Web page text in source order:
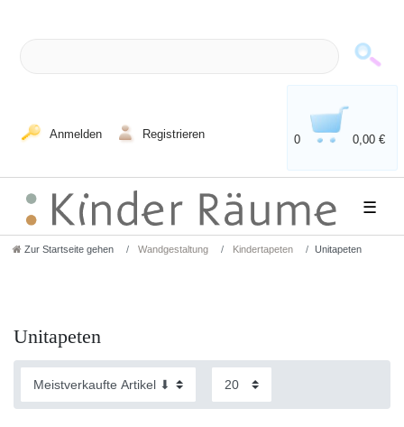
Anmelden Registrieren 0 0,00 €
☰
Zur Startseite gehen Wandgestaltung Kindertapeten Unitapeten
Unitapeten